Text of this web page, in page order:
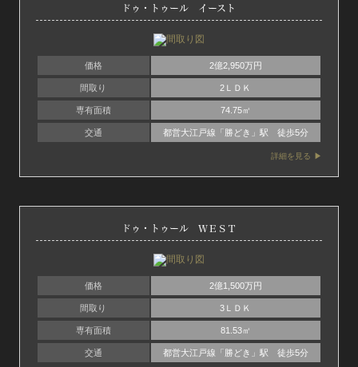
ドゥ・トゥール イースト
価格 2億2,950万円
間取り 2ＬＤＫ
専有面積 74.75㎡
交通 都営大江戸線「勝どき」駅 徒歩5分
詳細を見る
ドゥ・トゥール ＷＥＳＴ
価格 2億1,500万円
間取り 3ＬＤＫ
専有面積 81.53㎡
交通 都営大江戸線「勝どき」駅 徒歩5分